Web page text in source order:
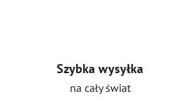
Szybka wysyłka
na cały świat